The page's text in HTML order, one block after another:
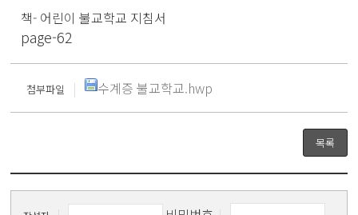
책- 어린이 불교학교 지침서
page-62
첨부파일 | 수계증 불교학교.hwp
목록